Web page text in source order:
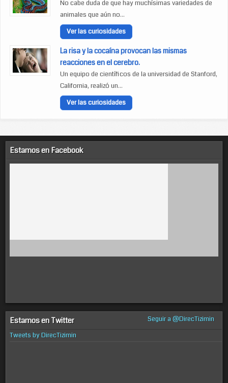
No cabe duda de que hay muchísimas variedades de
animales que aún no...
Ver las curiosidades
La risa y la cocaína provocan las mismas
reacciones en el cerebro.
Un equipo de científicos de la universidad de Stanford,
California, realizó un...
Ver las curiosidades
Estamos en Facebook
Estamos en Twitter
Seguir a @DirecTizimin
Tweets by DirecTizimin